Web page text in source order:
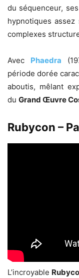
du séquenceur,
hypnotiques
complexes
Avec Phaedra
période dorée
aboutis, mêlant
du Grand Œuvre
Rubycon –
L’incroyable